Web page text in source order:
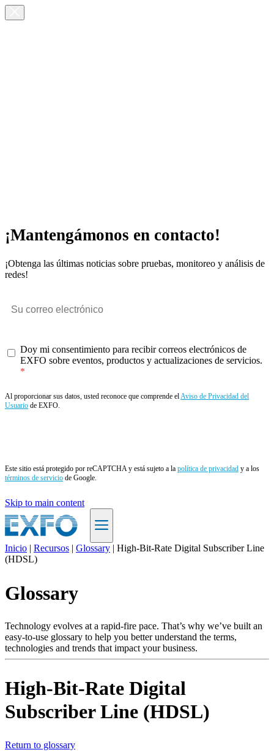
¡Mantengámonos en contacto!
¡Obtenga las últimas noticias sobre pruebas, monitoreo y análisis de
redes!
Doy mi consentimiento para recibir correos electrónicos de
EXFO sobre eventos, productos y actualizaciones de servicios.
Al proporcionar sus datos, usted reconoce que comprende elAviso de Privacidad del
Usuario de EXFO.
Este sitio está protegido por reCAPTCHA y está sujeto a la política de privacidad y a los
términos de servicio de Google.
Skip to main content
ES
Productos
Soluciones
Servicios
Cómo
comprar
Contacto
RegisterLogin
Careers
Inicio | Recursos | Glossary | High-Bit-Rate Digital Subscriber Line
(HDSL)
Glossary
Technology evolves at a rapid-fire pace. That’s why we’ve built an
easy-to-use glossary to help you better understand the terms,
technologies and trends that impact your business.
High-Bit-Rate Digital
Subscriber Line (HDSL)
Return to glossary